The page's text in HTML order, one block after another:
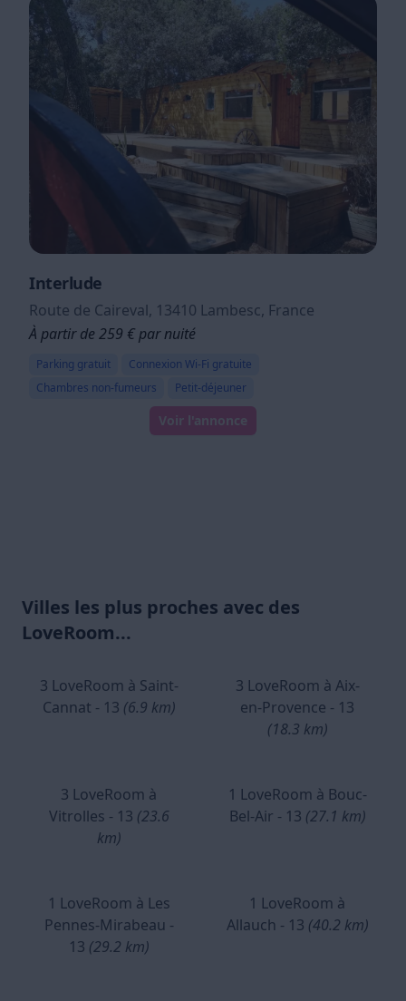
Interlude
Route de Caireval, 13410 Lambesc, France
À partir de 259 € par nuité
Parking gratuit
Connexion Wi-Fi gratuite
Chambres non-fumeurs
Petit-déjeuner
Voir l'annonce
Villes les plus proches avec des
LoveRoom...
3 LoveRoom à Saint-
Cannat - 13 (6.9 km)
3 LoveRoom à Aix-
en-Provence - 13
(18.3 km)
3 LoveRoom à
Vitrolles - 13 (23.6
km)
1 LoveRoom à Bouc-
Bel-Air - 13 (27.1 km)
1 LoveRoom à Les
Pennes-Mirabeau -
13 (29.2 km)
1 LoveRoom à
Allauch - 13 (40.2 km)